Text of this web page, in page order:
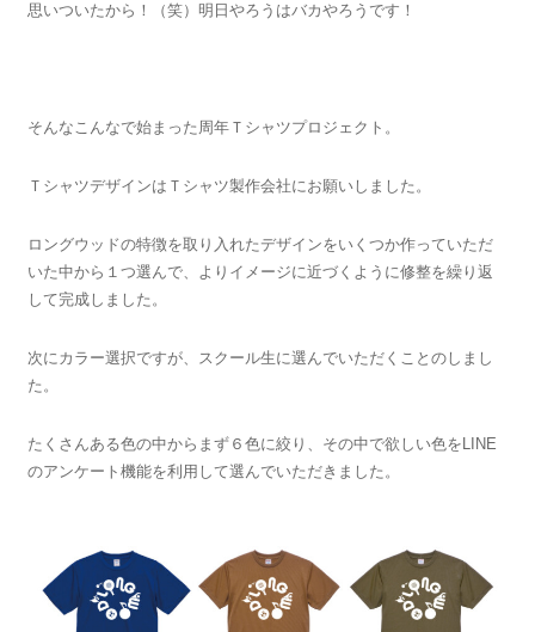
思いついたから！（笑）明日やろうはバカやろうです！
そんなこんなで始まった周年Ｔシャツプロジェクト。
ＴシャツデザインはＴシャツ製作会社にお願いしました。
ロングウッドの特徴を取り入れたデザインをいくつか作っていただ
いた中から１つ選んで、よりイメージに近づくように修整を繰り返
して完成しました。
次にカラー選択ですが、スクール生に選んでいただくことのしまし
た。
たくさんある色の中からまず６色に絞り、その中で欲しい色をLINE
のアンケート機能を利用して選んでいただきました。